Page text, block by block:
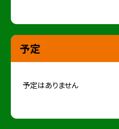
予定
予定はありません